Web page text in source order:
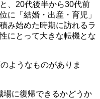
、20代後半から30代前
に「結婚・出産・育児」
み始めた時期に訪れるラ
にとって大きな転機とな
ようなものがありま
場に復帰できるかどうか